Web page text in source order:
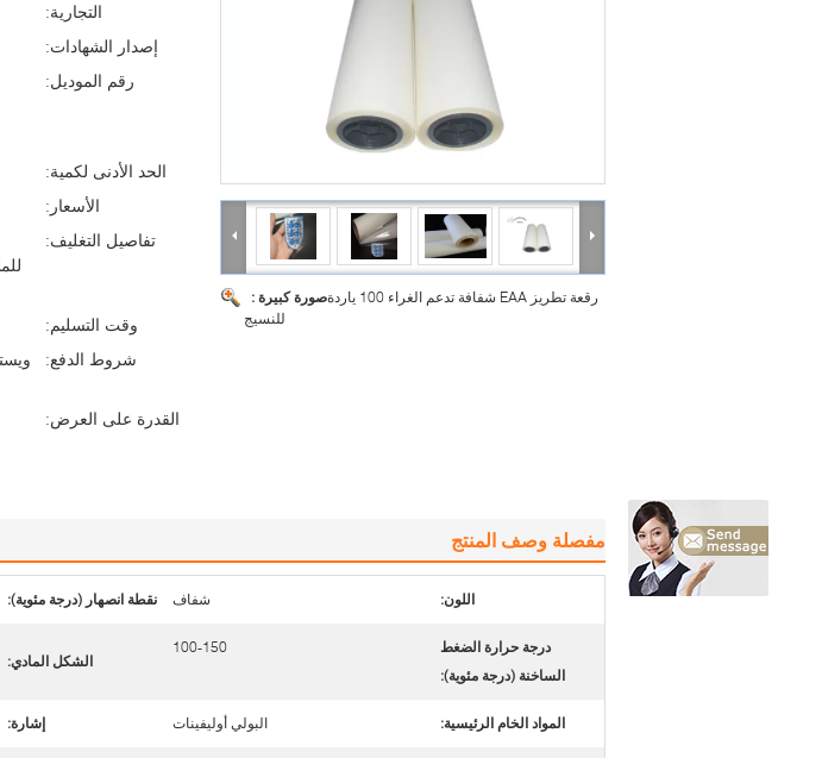
صورة كبيرة :رقعة تطريز EAA شفافة تدعم الغراء 100 ياردة
للنسيج
التجارية:
إصدار الشهادات:
رقم الموديل:
الحد الأدنى لكمية:
الأسعار:
تفاصيل التغليف:
وقت التسليم:
شروط الدفع:
القدرة على العرض:
مفصلة وصف المنتج
اللون: شفاف نقطة انصهار (درجة مئوية):
درجة حرارة الضغط
الساخنة (درجة مئوية):
100-150
الشكل المادي:
المواد الخام الرئيسية: البولي أوليفينات إشارة: